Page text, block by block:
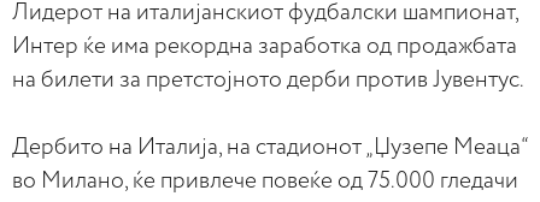
Лидерот на италијанскиот фудбалски шампионат,
Интер ќе има рекордна заработка од продажбата
на билети за претстојното дерби против Јувентус.
Дербито на Италија, на стадионот „Џузепе Меаца“
во Милано, ќе привлече повеќе од 75.000 гледачи